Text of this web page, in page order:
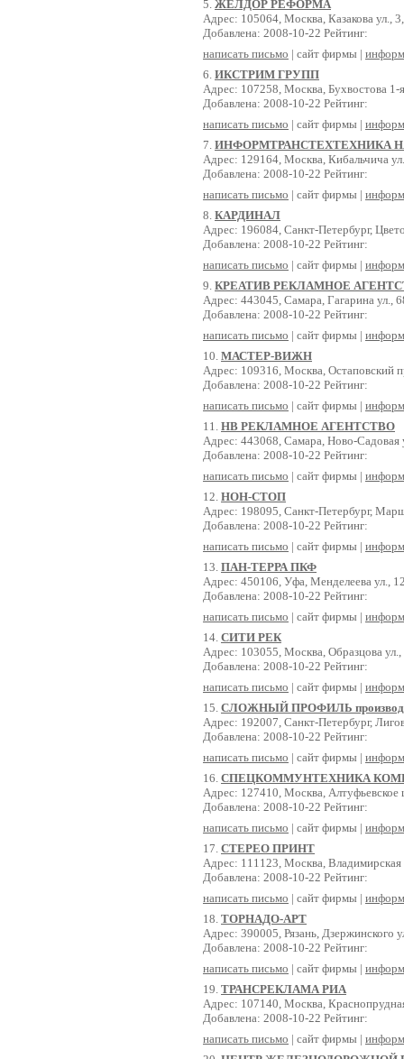
5. ЖЕЛДОР РЕФОРМА
Адрес: 105064, Москва, Казакова ул.,
Добавлена: 2008-10-22 Рейтинг:
написать письмо | сайт фирмы |
6. ИКСТРИМ ГРУПП
Адрес: 107258, Москва, Бухвостова
Добавлена: 2008-10-22 Рейтинг:
написать письмо | сайт фирмы |
7. ИНФОРМТРАНСТЕХТЕХНИКА
Адрес: 129164, Москва, Кибальчича
Добавлена: 2008-10-22 Рейтинг:
написать письмо | сайт фирмы |
8. КАРДИНАЛ
Адрес: 196084, Санкт-Петербург,
Добавлена: 2008-10-22 Рейтинг:
написать письмо | сайт фирмы |
9. КРЕАТИВ РЕКЛАМНОЕ
Адрес: 443045, Самара, Гагарина ул.,
Добавлена: 2008-10-22 Рейтинг:
написать письмо | сайт фирмы |
10. МАСТЕР-ВИЖН
Адрес: 109316, Москва, Остаповский
Добавлена: 2008-10-22 Рейтинг:
написать письмо | сайт фирмы |
11. НВ РЕКЛАМНОЕ АГЕНТСТВО
Адрес: 443068, Самара, Ново-Садовая
Добавлена: 2008-10-22 Рейтинг:
написать письмо | сайт фирмы |
12. НОН-СТОП
Адрес: 198095, Санкт-Петербург,
Добавлена: 2008-10-22 Рейтинг:
написать письмо | сайт фирмы |
13. ПАН-ТЕРРА ПКФ
Адрес: 450106, Уфа, Менделеева ул.,
Добавлена: 2008-10-22 Рейтинг:
написать письмо | сайт фирмы |
14. СИТИ РЕК
Адрес: 103055, Москва, Образцова ул.,
Добавлена: 2008-10-22 Рейтинг:
написать письмо | сайт фирмы |
15. СЛОЖНЫЙ ПРОФИЛЬ
Адрес: 192007, Санкт-Петербург,
Добавлена: 2008-10-22 Рейтинг:
написать письмо | сайт фирмы |
16. СПЕЦКОММУНТЕХНИКА
Адрес: 127410, Москва,
Добавлена: 2008-10-22 Рейтинг:
написать письмо | сайт фирмы |
17. СТЕРЕО ПРИНТ
Адрес: 111123, Москва,
Добавлена: 2008-10-22 Рейтинг:
написать письмо | сайт фирмы |
18. ТОРНАДО-АРТ
Адрес: 390005, Рязань, Дзержинского
Добавлена: 2008-10-22 Рейтинг:
написать письмо | сайт фирмы |
19. ТРАНСРЕКЛАМА РИА
Адрес: 107140, Москва,
Добавлена: 2008-10-22 Рейтинг:
написать письмо | сайт фирмы |